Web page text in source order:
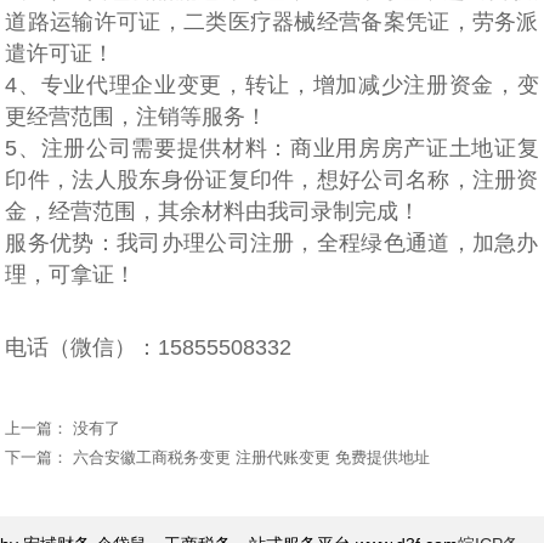
道路运输许可证，二类医疗器械经营备案凭证，劳务派
遣许可证！
4、专业代理企业变更，转让，增加减少注册资金，变
更经营范围，注销等服务！
5、注册公司需要提供材料：商业用房房产证土地证复
印件，法人股东身份证复印件，想好公司名称，注册资
金，经营范围，其余材料由我司录制完成！
服务优势：我司办理公司注册，全程绿色通道，加急办
理，可拿证！
电话（微信）：15855508332
上一篇： 没有了
下一篇： 六合安徽工商税务变更 注册代账变更 免费提供地址